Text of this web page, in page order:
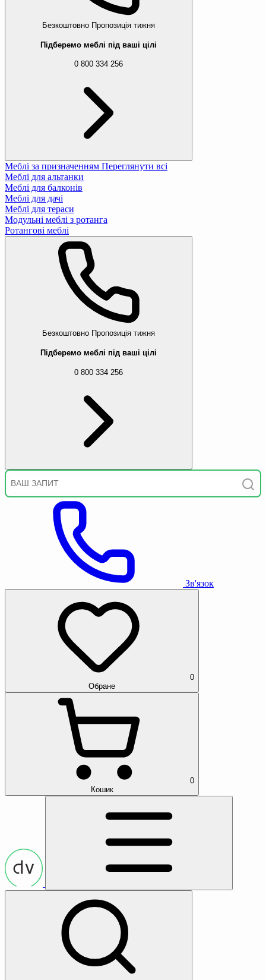
Безкоштовно Пропозиція тижня
Підберемо меблі під ваші цілі
0 800 334 256
Меблі за призначенням Переглянути всі
Меблі для альтанки
Меблі для балконів
Меблі для дачі
Меблі для тераси
Модульні меблі з ротанга
Ротангові меблі
Безкоштовно Пропозиція тижня
Підберемо меблі під ваші цілі
0 800 334 256
Зв'язок
0
Обране
0
Кошик